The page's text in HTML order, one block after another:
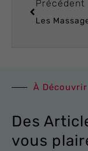
Précédent
À Découvrir
Des
vous